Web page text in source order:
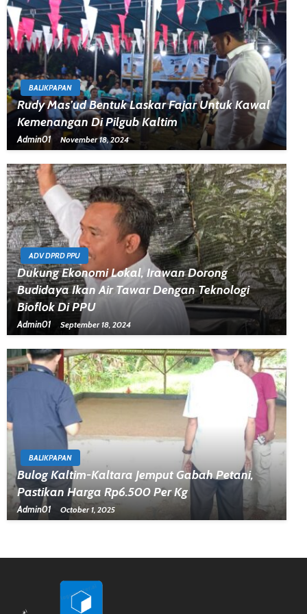
BALIKPAPAN
Rudy Mas’ud Bentuk Laskar Fajar Untuk Kawal
Kemenangan Di Pilgub Kaltim
Admin01 November 18, 2024
ADV DPRD PPU
Dukung Ekonomi Lokal, Irawan Dorong
Budidaya Ikan Air Tawar Dengan Teknologi
Bioflok Di PPU
Admin01 September 18, 2024
BALIKPAPAN
Bulog Kaltim-Kaltara Jemput Gabah Petani,
Pastikan Harga Rp6.500 Per Kg
Admin01 October 1, 2025